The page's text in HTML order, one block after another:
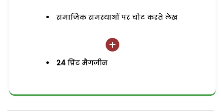
समाजिक समस्याओं पर चोट करते लेख
24 प्रिंट मैगजीन